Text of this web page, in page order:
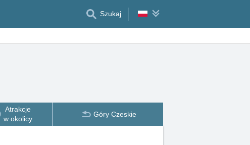
Szukaj
Atrakcje
w okolicy
Góry Czeskie